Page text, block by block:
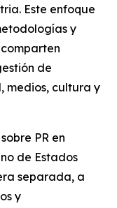
Este enfoque
y
de
medios, cultura y
PR en
de Estados
separada, a
y